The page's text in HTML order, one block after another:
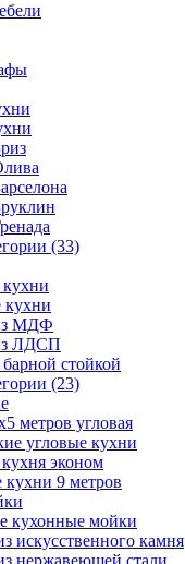
(33)
кухни
МДФ
ЛДСП
стойкой
(23)
метров угловая
угловые кухни
эконом
кухни 9 метров
кухонные мойки
искусственного камня
нержавеющей стали